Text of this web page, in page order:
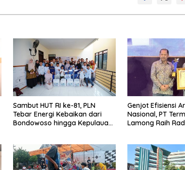
Sambut HUT RI ke-81, PLN
Tebar Energi Kebaikan dari
Bondowoso hingga Kepulauan
Genjot Efisiensi
Nasional, PT
Lamong Raih